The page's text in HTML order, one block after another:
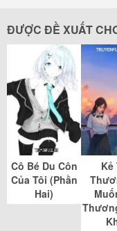
ĐƯỢC ĐỀ XUẤT
Cô Bé Du Côn
Của Tôi (Phần
Hai)
Kẻ